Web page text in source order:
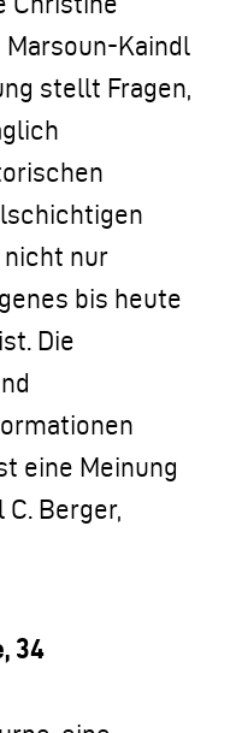
Marsoun-Kaindl
stellt Fragen,
nicht nur
bis heute
Die
eine Meinung
Berger,
34